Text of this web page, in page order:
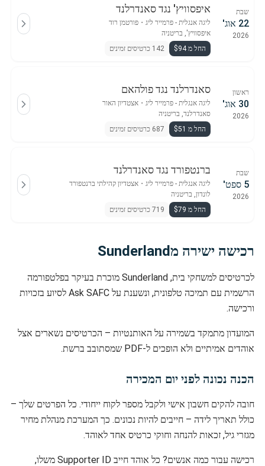
שבת
22 אוג'
2026
איפסוויץ' נגד סאנדרלנד
ליגה אנגלית - פרמייר ליג ・ פורטמן רוד
איפסוויץ', בריטניה
החל מ $94
142 כרטיסים זמינים
ראשון
30 אוג'
2026
סאנדרלנד נגד פולהאם
ליגה אנגלית - פרמייר ליג ・ אצטדיון האור
סאנדרלנד, בריטניה
החל מ $51
687 כרטיסים זמינים
שבת
5 ספט'
2026
ברנטפורד נגד סאנדרלנד
ליגה אנגלית - פרמייר ליג ・ אצטדיון קהילתי ברנטפורד
לונדון, בריטניה
החל מ $79
719 כרטיסים זמינים
רכישה ישירה מSunderland
לכרטיסים למשחקי בית, Sunderland מוכרת בעיקר בפלטפורמה
הרשמית עם תמיכה טלפונית, ונשענת על Ask SAFC לסיוע בזכויות
ורכישה.
המועדון מתמקד בשמירה על האותנטיות – הכרטיסים נשארים אצל
אוהדים אמיתיים ולא הופכים ל-PDF שמסתובב ברשת.
הכנה נכונה לפני יום המכירה
חובה להקים חשבון אישי ולקבל מספר לקוח ייחודי. כל הפרטים שלך –
כולל תאריך לידה – חייבים להיות נכונים. כך המערכת מנהלת מחיר
מגזרי גיל, זכאות להנחה וחוקי כרטיס אחד לאוהד.
רכישה עבור כמה אנשים? כל אוהד חייב Supporter ID משלו,